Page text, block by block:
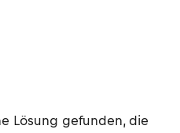
Lösung gefunden, die